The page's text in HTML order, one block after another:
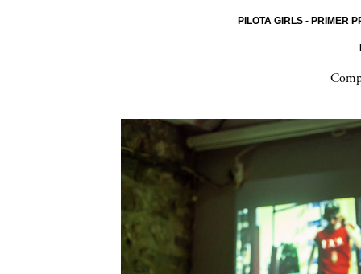
PILOTA GIRLS - PRIMER